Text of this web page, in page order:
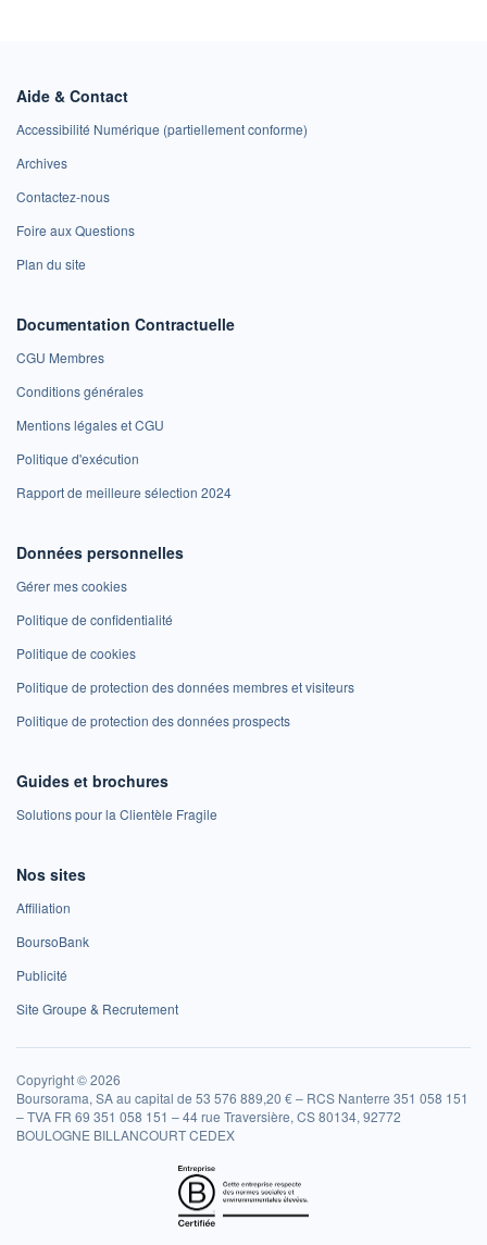
Aide & Contact
Accessibilité Numérique (partiellement conforme)
Archives
Contactez-nous
Foire aux Questions
Plan du site
Documentation Contractuelle
CGU Membres
Conditions générales
Mentions légales et CGU
Politique d'exécution
Rapport de meilleure sélection 2024
Données personnelles
Gérer mes cookies
Politique de confidentialité
Politique de cookies
Politique de protection des données membres et visiteurs
Politique de protection des données prospects
Guides et brochures
Solutions pour la Clientèle Fragile
Nos sites
Affiliation
BoursoBank
Publicité
Site Groupe & Recrutement
Copyright © 2026
Boursorama, SA au capital de 53 576 889,20 € – RCS Nanterre 351 058 151
– TVA FR 69 351 058 151 – 44 rue Traversière, CS 80134, 92772
BOULOGNE BILLANCOURT CEDEX